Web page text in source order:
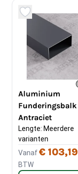
Aluminium
Funderingsbalk
Antraciet
Lengte: Meerdere
varianten
Vanaf€ 103,19
BTW